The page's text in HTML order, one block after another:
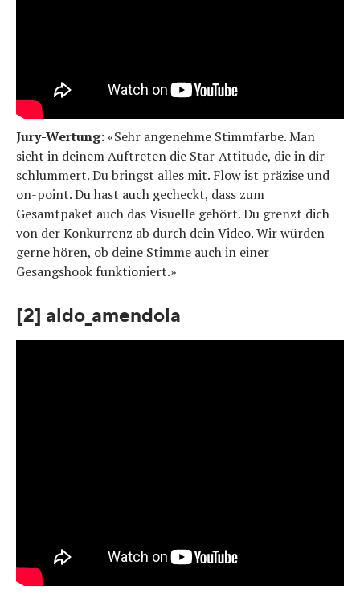
Jury-Wertung:«Sehr angenehme Stimmfarbe. Man
sieht in deinem Auftreten die Star-Attitude, die in dir
schlummert. Du bringst alles mit. Flow ist präzise und
on-point. Du hast auch gecheckt, dass zum
Gesamtpaket auch das Visuelle gehört. Du grenzt dich
von der Konkurrenz ab durch dein Video. Wir würden
gerne hören, ob deine Stimme auch in einer
Gesangshook funktioniert.»
[2] aldo_amendola